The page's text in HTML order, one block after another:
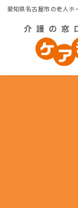
愛知県名古屋市の老人